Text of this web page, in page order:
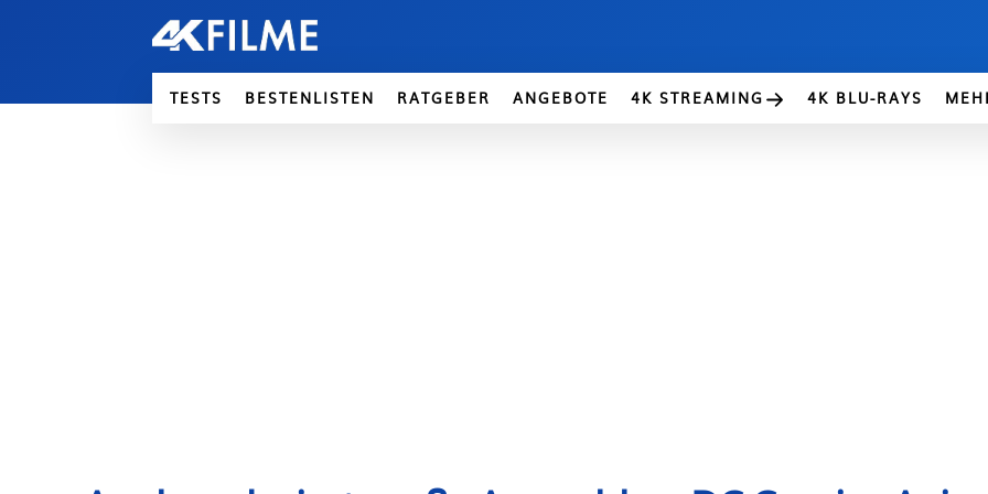
TESTS BESTENLISTEN RATGEBER ANGEBOTE 4K STREAMING 4K BLU-RAYS